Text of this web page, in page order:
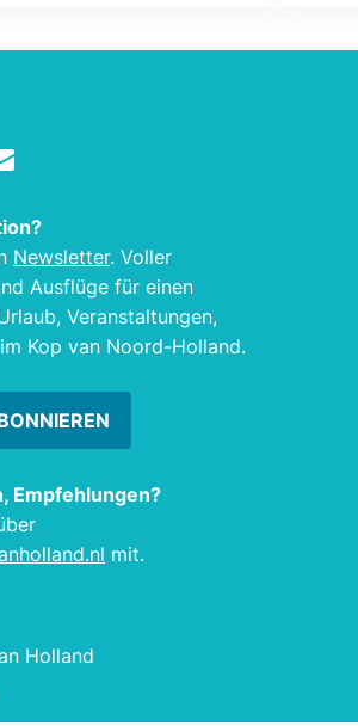
sich überraschen, was
zu bieten hat.
Newsletter. Voller
Ausflüge für einen
Veranstaltungen,
Kop van Noord-Holland.
Empfehlungen?
mit.
Holland